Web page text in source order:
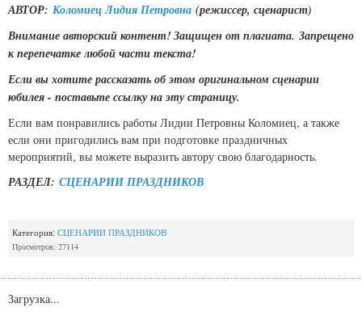
АВТОР: Коломиец Лидия Петровна (режиссер, сценарист)
Внимание авторский контент! Защищен от плагиата. Запрещено
к перепечатке любой части текста!
Если вы хотите рассказать об этом оригинальном сценарии
юбилея - поставьте ссылку на эту страницу.
Если вам понравились работы Лидии Петровны Коломиец, а также
если они пригодились вам при подготовке праздничных
мероприятий, вы можете выразить автору свою благодарность.
РАЗДЕЛ: СЦЕНАРИИ ПРАЗДНИКОВ
Категория: СЦЕНАРИИ ПРАЗДНИКОВ
Просмотров: 27114
Загрузка...